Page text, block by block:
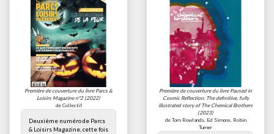
Première de couverture du livre Parcs &
Loisirs Magazine n°2(2022)
de Collectif
Deuxième numéro de Parcs
& Loisirs Magazine, cette fois
Première de couverture du livre Paused in
Cosmic Reflection: The definitive, fully
illustrated story of The Chemical Brothers
(2023)
de Tom Rowlands, Ed Simons, Robin
Turner